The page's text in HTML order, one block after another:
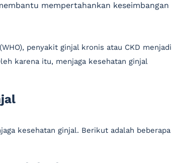
mempertahankan keseimbangan
penyakit ginjal kronis atau CKD menjadi
karena itu, menjaga kesehatan ginjal
kesehatan ginjal. Berikut adalah beberapa